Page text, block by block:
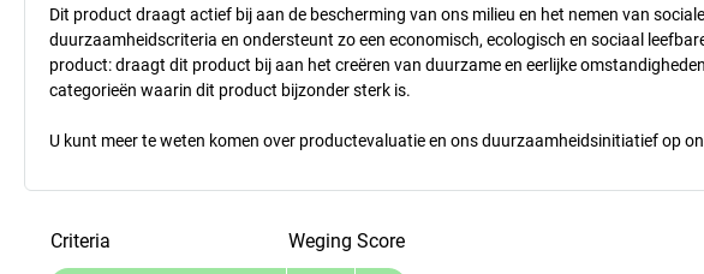
Dit product draagt actief bij aan de bescherming van ons milieu en het nemen van
duurzaamheidscriteria en ondersteunt zo een economisch, ecologisch en sociaal
product: draagt dit product bij aan het creëren van duurzame en eerlijke
categorieën waarin dit product bijzonder sterk is.
U kunt meer te weten komen over productevaluatie en ons duurzaamheidsinitiatief op
Criteria Weging Score